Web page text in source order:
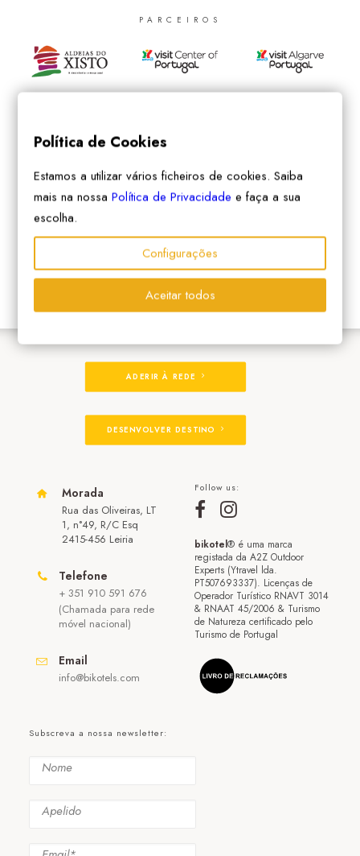
PARCEIROS
ADERIR À REDE
DESENVOLVER DESTINO
Morada
Rua das Oliveiras, LT
1, n°49, R/C Esq
2415-456 Leiria
Telefone
+ 351 910 591 676
(Chamada para rede
móvel nacional)
Email
info@bikotels.com
Follow us:
bikotel® é uma marca
registada da A2Z Outdoor
Experts (Ytravel lda.
PT507693337). Licenças de
Operador Turístico RNAVT 3014
& RNAAT 45/2006 & Turismo
de Natureza certificado pelo
Turismo de Portugal
Subscreva a nossa newsletter:
Política de Cookies
Estamos a utilizar vários ficheiros de cookies. Saiba
mais na nossaPolítica de Privacidade e faça a sua
escolha.
Configurações
Aceitar todos